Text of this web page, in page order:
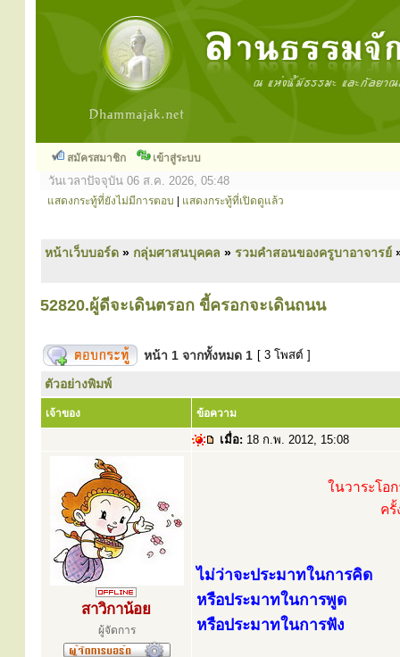
สมัครสมาชิก เข้าสู่ระบบ
วันเวลาปัจจุบัน 06 ส.ค. 2026, 05:48
แสดงกระทู้ที่ยังไม่มีการตอบ แสดงกระทู้ที่เปิดดูแล้ว
หน้าเว็บบอร์ด » กลุ่มศาสนบุคคล » รวมคำสอนของครูบาอาจารย์
52820.ผู้ดีจะเดินตรอก ขี้ครอกจะเดินถนน
หน้า 1 จากทั้งหมด 1 [ 3 โพสต์ ]
ตัวอย่างพิมพ์
เจ้าของ ข้อความ
เมื่อ: 18 ก.พ. 2012, 15:08
สาวิกาน้อย
ผู้จัดการ
ในวาระโอ
ค
ไม่ว่าจะประมาทในการคิด
หรือประมาทในการพูด
หรือประมาทในการฟัง